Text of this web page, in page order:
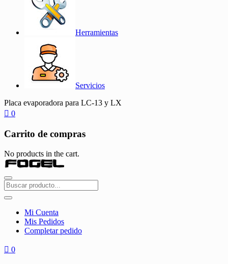
Herramientas
Servicios
Placa evaporadora para LC-13 y LX
0
Carrito de compras
No products in the cart.
Mi Cuenta
Mis Pedidos
Completar pedido
0